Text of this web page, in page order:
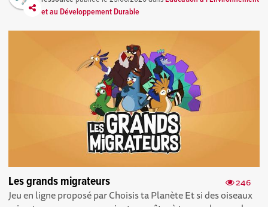
et au Développement Durable
246
Les grands migrateurs
Jeu en ligne proposé par Choisis ta Planète Et si des oiseaux